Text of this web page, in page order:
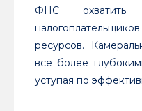
ФНС охватить
ресурсов.
все более
уступая по